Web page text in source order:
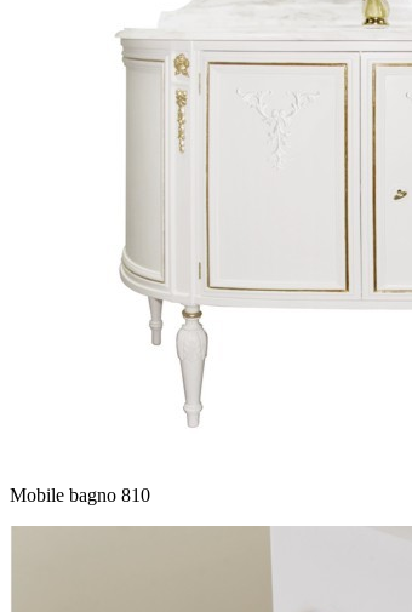
Mobile bagno 810